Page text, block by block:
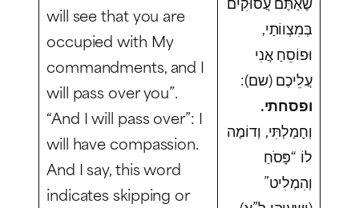
will see that you are
occupied with My
commandments, and I
will pass over you”.
“And I will pass over”: I
will have compassion.
And I say, this word
indicates skipping or
בְּמִצְווֹתַי,
וּפוֹסֵחַ אֲנִי
עֲלֵיכֶם (שם):
ופסחתי.
וְחָמַלְתִּי, וְדוֹמֶה
לוֹ “פָּסֹחַ
וְהִמְלִיט”